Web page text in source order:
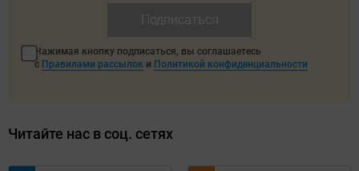
Нажимая кнопку подписаться, вы соглашаетесь
с Правилами рассылок и Политикой конфиденциальности
Читайте нас в соц. сетях